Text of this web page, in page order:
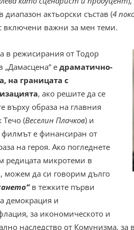
диапазон актьорски състав (4
включени важни за мен теми.
в режисирания от Тодор
„Дамасцена“ едраматично-
на границата с
, ако решите да се
върху образа на главния
Течо (Веселин Плачков) и
филмът е финансиран от
на героя. Ако погледнете
редицата микротеми в
можем да си говорим дълго
в тежките първи
демокрация и
за икономическото и
наследство от Комунизма, за